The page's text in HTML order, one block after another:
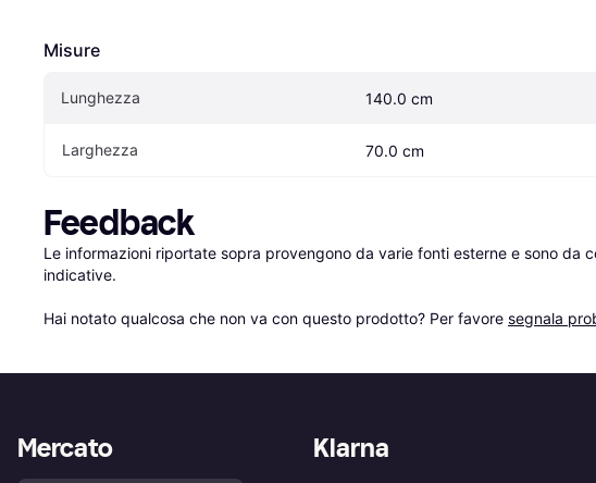
Misure
Lunghezza 140.0 cm
Larghezza 70.0 cm
Feedback
Le informazioni riportate sopra provengono da varie fonti esterne e sono da
indicative.
Hai notato qualcosa che non va con questo prodotto? Per favore segnala
Klarna
Mercato